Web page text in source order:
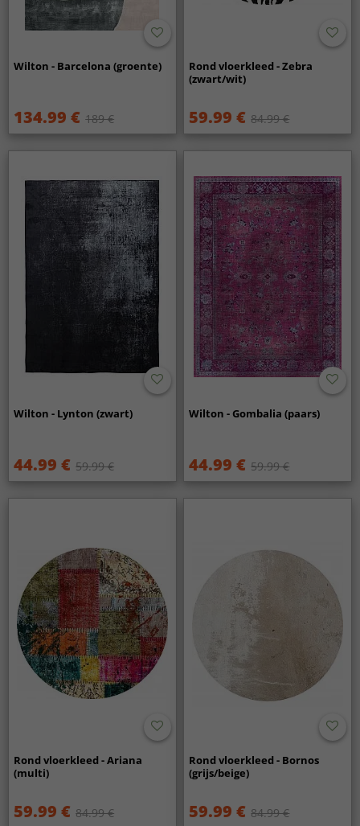
Wilton - Barcelona (groente)
134.99 € 189 €
Rond vloerkleed - Zebra
(zwart/wit)
59.99 € 84.99 €
Wilton - Lynton (zwart)
44.99 € 59.99 €
Wilton - Gombalia (paars)
44.99 € 59.99 €
Rond vloerkleed - Ariana
(multi)
59.99 € 84.99 €
Rond vloerkleed - Bornos
(grijs/beige)
59.99 € 84.99 €